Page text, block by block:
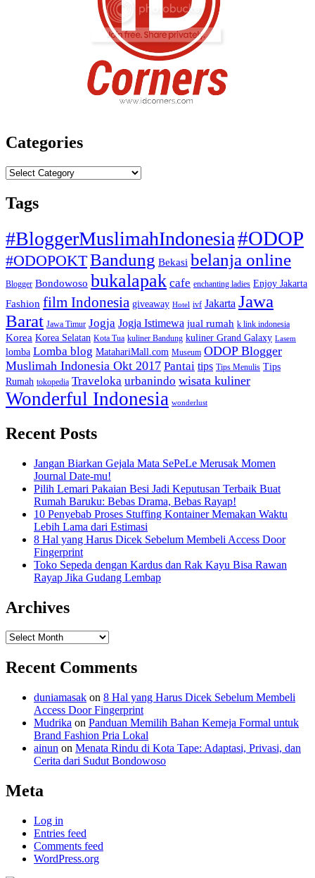
Categories
Categories
Tags
#BloggerMuslimahIndonesia#ODOP
#ODOPOKTBandung Bekasi belanja online
Blogger Bondowoso bukalapak cafe enchanting ladies Enjoy Jakarta
Fashion film Indonesia giveaway Hotel ivf Jakarta Jawa
Barat Jawa Timur Jogja Jogja Istimewa jual rumah k link indonesia
Korea Korea Selatan Kota Tua kuliner Bandung kuliner Grand Galaxy Lasem
lomba Lomba blog MatahariMall.com Museum ODOP Blogger
Muslimah Indonesia Okt 2017 Pantai tips Tips Menulis Tips
Rumah tokopedia Traveloka urbanindo wisata kuliner
Wonderful Indonesia wonderlust
Recent Posts
Jangan Biarkan Gejala Mata SePeLe Merusak Momen
Journal Date-mu!
Pilih Lemari Pakaian Besi Jadi Keputusan Terbaik Buat
Rumah Baruku: Bebas Drama, Bebas Rayap!
10 Penyebab Proses Stuffing Kontainer Memakan Waktu
Lebih Lama dari Estimasi
8 Hal yang Harus Dicek Sebelum Membeli Access Door
Fingerprint
Toko Sepeda dengan Kardus dan Rak Kayu Bisa Rawan
Rayap Jika Gudang Lembap
Archives
Archives
Recent Comments
duniamasak on 8 Hal yang Harus Dicek Sebelum Membeli
Access Door Fingerprint
Mudrika on Panduan Memilih Bahan Kemeja Formal untuk
Brand Fashion Pria Lokal
ainun on Menata Rindu di Kota Tape: Adaptasi, Privasi, dan
Cerita dari Sudut Bondowoso
Meta
Log in
Entries feed
Comments feed
WordPress.org